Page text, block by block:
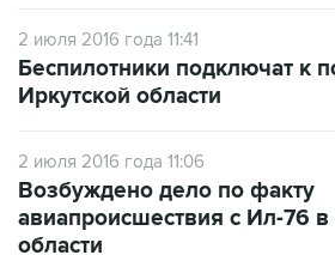
2 июля 2016 года 11:41
Беспилотники подключат к
Иркутской области
2 июля 2016 года 11:06
Возбуждено дело по факту
авиапроисшествия с Ил-76 в
области